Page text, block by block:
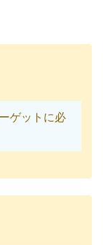
ゲットに必